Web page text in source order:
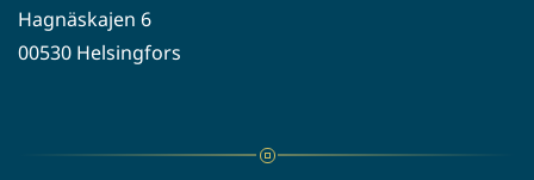
Hagnäskajen 6
00530 Helsingfors